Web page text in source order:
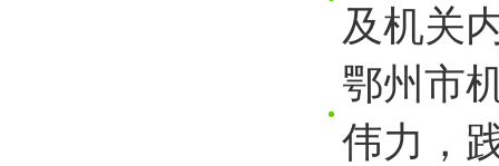
及机关
鄂州市
伟力，